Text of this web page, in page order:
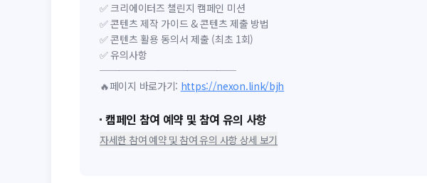
✅ 크리에이터즈 챌린지 캠페인 미션
✅ 콘텐츠 제작 가이드 & 콘텐츠 제출 방법
✅ 콘텐츠 활용 동의서 제출 (최초 1회)
✅ 유의사항
──────────────
🔥페이지 바로가기: https://nexon.link/bjh
캠페인 참여 예약 및 참여 유의 사항
자세한 참여 예약 및 참여 유의 사항 상세 보기